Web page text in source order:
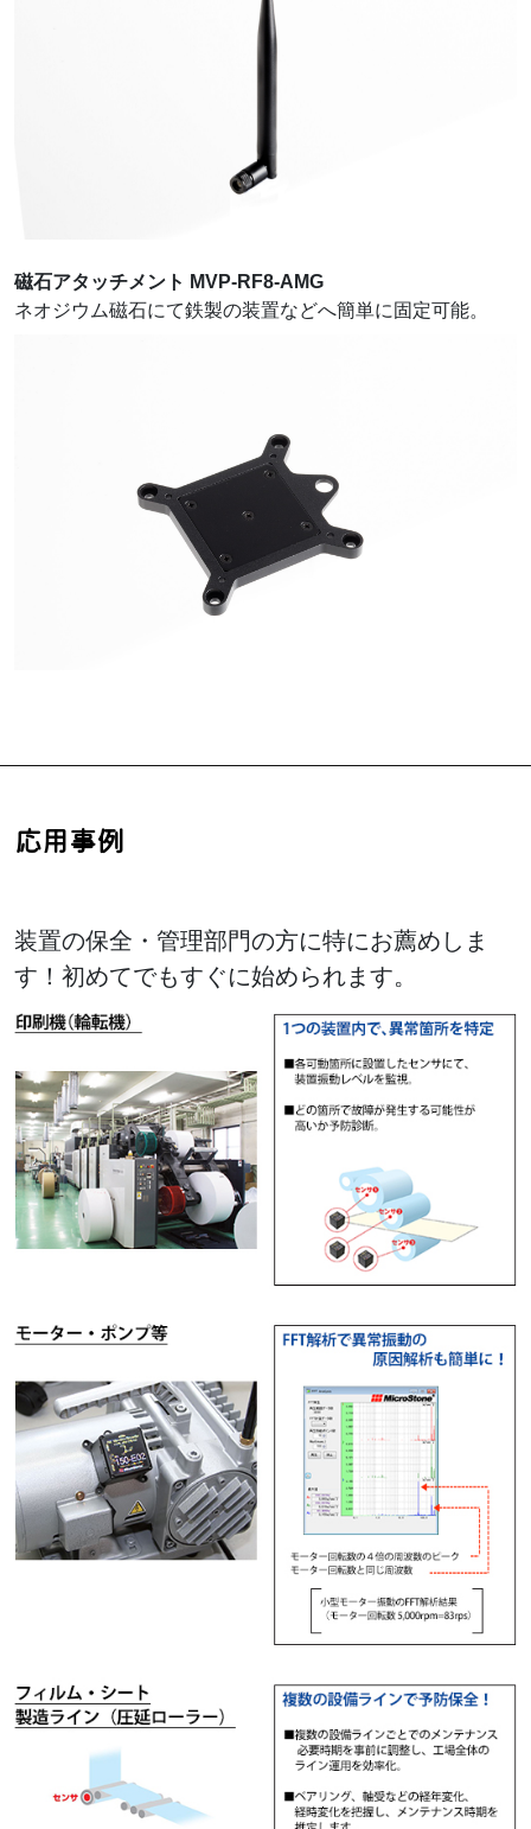
磁石アタッチメント MVP-RF8-AMG
ネオジウム磁石にて鉄製の装置などへ簡単に固定可能。
応用事例
装置の保全・管理部門の方に特にお薦めしま
す！初めてでもすぐに始められます。